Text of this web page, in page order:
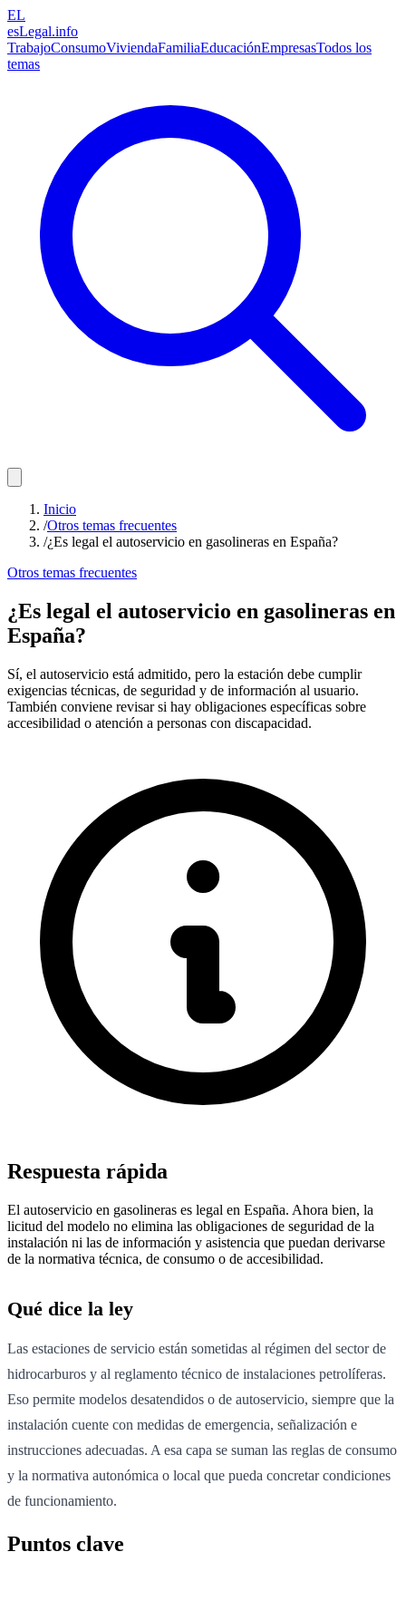
EL
esLegal.info
TrabajoConsumoViviendaFamiliaEducaciónEmpresasTodos los
temas
Inicio
/Otros temas frecuentes
/¿Es legal el autoservicio en gasolineras en España?
Otros temas frecuentes
¿Es legal el autoservicio en gasolineras en
España?
Sí, el autoservicio está admitido, pero la estación debe cumplir
exigencias técnicas, de seguridad y de información al usuario.
También conviene revisar si hay obligaciones específicas sobre
accesibilidad o atención a personas con discapacidad.
Respuesta rápida
El autoservicio en gasolineras es legal en España. Ahora bien, la
licitud del modelo no elimina las obligaciones de seguridad de la
instalación ni las de información y asistencia que puedan derivarse
de la normativa técnica, de consumo o de accesibilidad.
Qué dice la ley
Las estaciones de servicio están sometidas al régimen del sector de
hidrocarburos y al reglamento técnico de instalaciones petrolíferas.
Eso permite modelos desatendidos o de autoservicio, siempre que la
instalación cuente con medidas de emergencia, señalización e
instrucciones adecuadas. A esa capa se suman las reglas de consumo
y la normativa autonómica o local que pueda concretar condiciones
de funcionamiento.
Puntos clave